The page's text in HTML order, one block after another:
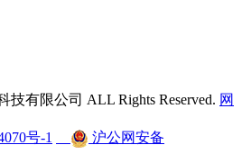
技有限公司 ALL Rights Reserved. 网
号-1
沪公网安备